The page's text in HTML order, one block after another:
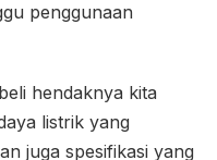
penggunaan
hendaknya kita
listrik yang
juga spesifikasi yang